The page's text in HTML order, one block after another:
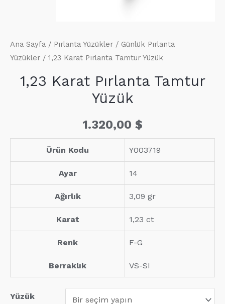
Ana Sayfa / Pırlanta Yüzükler / Günlük Pırlanta
Yüzükler / 1,23 Karat Pırlanta Tamtur Yüzük
1,23 Karat Pırlanta Tamtur
Yüzük
1.320,00 $
Ürün Kodu Y003719
Ayar 14
Ağırlık 3,09 gr
Karat 1,23 ct
Renk F-G
Berraklık VS-SI
Yüzük